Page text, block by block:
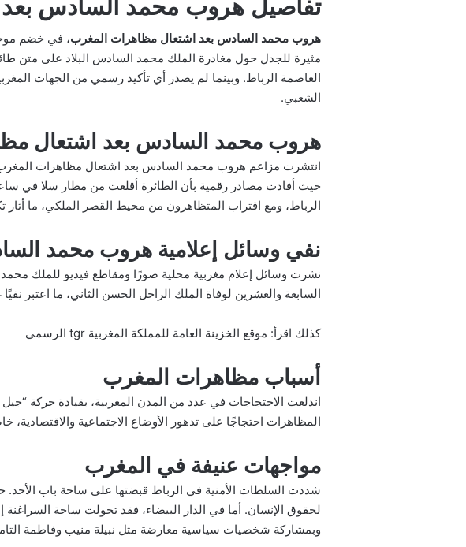
تفاصيل هروب محمد السادس
هروب محمد السادس بعد اشتعال مظاهرات المغرب، في خضم
مثيرة للجدل حول مغادرة الملك محمد السادس البلاد على متن
العاصمة الرباط. وبينما لم يصدر أي تأكيد رسمي من الجهات
الشعبي.
هروب محمد السادس بعد اشتعال
انتشرت مزاعم هروب محمد السادس
حيث أفادت مصادر رقمية بأن الطائرة أقلعت من مطار سلا في
الرباط، ومع اقتراب المتظاهرون من محيط القصر الملكي، ما
نفي وسائل إعلامية هروب محمد
نشرت وسائل إعلام مغربية محلية صورًا ومقاطع فيديو للملك
السابعة والعشرين لوفاة الملك الراحل الحسن الثاني، ما اعتبر
كذلك اقرأ: موقع الخزينة العامة للمملكة المغربية tgr الرسمي
أسباب مظاهرات المغرب
المظاهرات احتجاجًا على تدهور الأوضاع الاجتماعية
مواجهات عنيفة في المغرب
لحقوق الإنسان. أما في الدار البيضاء، فقد تحولت ساحة
وبمشاركة شخصيات سياسية معارضة مثل نبيلة منيب وفاطمة